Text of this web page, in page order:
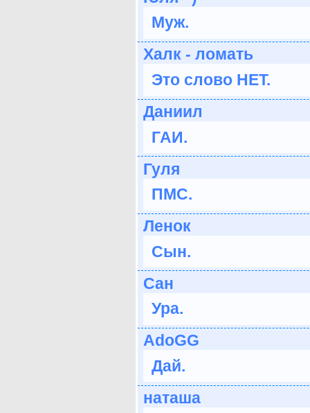
Муж.
Халк - ломать
Это слово НЕТ.
Даниил
ГАИ.
Гуля
ПМС.
Ленок
Сын.
Сан
Ура.
AdoGG
Дай.
наташа